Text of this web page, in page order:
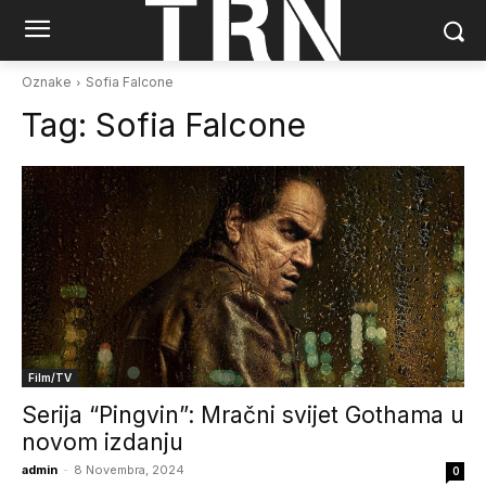
Oznake Sofia Falcone
Tag: Sofia Falcone
Film/TV
Serija “Pingvin”: Mračni svijet Gothama u
novom izdanju
admin - 8 Novembra, 2024 0